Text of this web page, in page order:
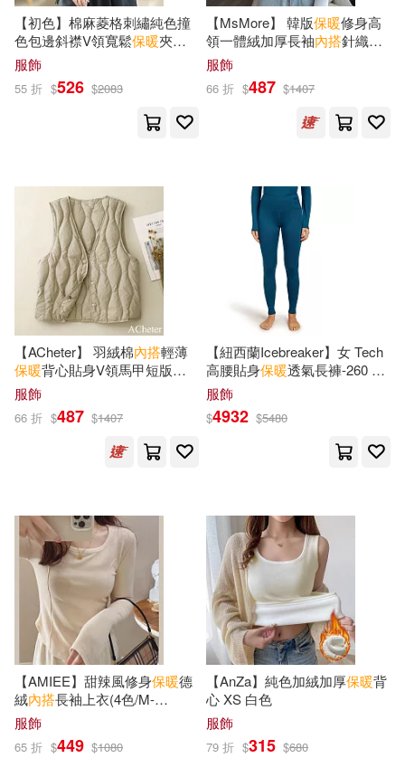
【初色】棉麻菱格刺繡純色撞
色包邊斜襟V領寬鬆保暖夾棉
背心女背心-共3色-38598(L-
2XL可選) L 軍綠色
服飾
55 折 $526 $2083
【MsMore】 韓版保暖修身高
領一體絨加厚長袖內搭針織毛
衣# 123666 FREE 白色
服飾
66 折 $487 $1407
【ACheter】 羽絨棉內搭輕薄
保暖背心貼身V領馬甲短版上
衣# 123597 L 杏色
服飾
66 折 $487 $1407
【紐西蘭Icebreaker】女 Tech
高腰貼身保暖透氣長褲-260 M
海洋藍
服飾
$4932 $5480
【AMIEE】甜辣風修身保暖德
絨內搭長袖上衣(4色/M-
2XL/KDTQ-6899) M 杏色
服飾
65 折 $449 $1080
【AnZa】純色加絨加厚保暖背
心 XS 白色
服飾
79 折 $315 $680